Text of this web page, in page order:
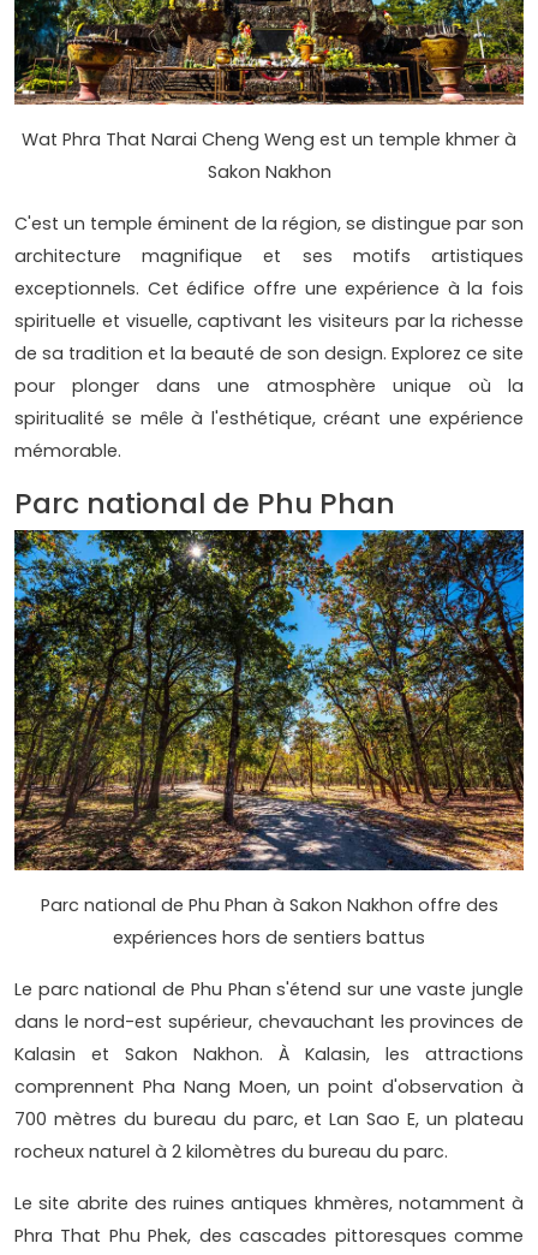
Wat Phra That Narai Cheng Weng est un temple khmer à
Sakon Nakhon
C'est un temple éminent de la région, se distingue par son
architecture magnifique et ses motifs artistiques
exceptionnels. Cet édifice offre une expérience à la fois
spirituelle et visuelle, captivant les visiteurs par la richesse
de sa tradition et la beauté de son design. Explorez ce site
pour plonger dans une atmosphère unique où la
spiritualité se mêle à l'esthétique, créant une expérience
mémorable.
Parc national de Phu Phan
Parc national de Phu Phan à Sakon Nakhon offre des
expériences hors de sentiers battus
Le parc national de Phu Phan s'étend sur une vaste jungle
dans le nord-est supérieur, chevauchant les provinces de
Kalasin et Sakon Nakhon. À Kalasin, les attractions
comprennent Pha Nang Moen, un point d'observation à
700 mètres du bureau du parc, et Lan Sao E, un plateau
rocheux naturel à 2 kilomètres du bureau du parc.
Le site abrite des ruines antiques khmères, notamment à
Phra That Phu Phek, des cascades pittoresques comme